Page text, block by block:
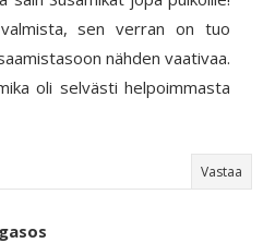
sen verran on tuo
nähden vaativaa.
oli selvästi helpoimmasta
Vastaa